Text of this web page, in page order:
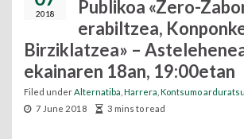
2018
Publikoa «Zero-
erabiltzea,
Birziklatzea» –
ekainaren 18an, 19:00etan
Filed underAlternatiba Harrera Kontsumo
7 June 2018
3 mins to read